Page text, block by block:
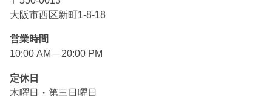
大阪市西区新町1-8-18
営業時間
10:00 AM – 20:00 PM
定休日
木曜日・第三日曜日